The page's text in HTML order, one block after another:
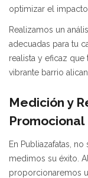
optimizar el impacto
Realizamos un
adecuadas para tu
realista y eficaz que
vibrante barrio
Medición y
Promocional
En Publiazafatas,
medimos su éxito.
proporcionaremos